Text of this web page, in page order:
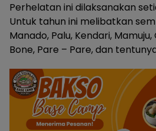
Perhelatan ini dilaksanakan
Untuk tahun ini melibatkan
Manado, Palu, Kendari,
Bone, Pare – Pare, dan